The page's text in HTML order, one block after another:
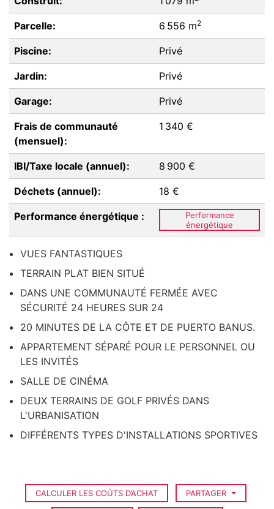
Parcelle: 6 556 m2
Piscine: Privé
Jardin: Privé
Garage: Privé
Frais de communauté
(mensuel):
1 340 €
IBI/Taxe locale (annuel): 8 900 €
Déchets (annuel): 18 €
Performance énergétique :
Performance
énergétique
VUES FANTASTIQUES
TERRAIN PLAT BIEN SITUÉ
DANS UNE COMMUNAUTÉ FERMÉE AVEC
SÉCURITÉ 24 HEURES SUR 24
20 MINUTES DE LA CÔTE ET DE PUERTO BANUS.
APPARTEMENT SÉPARÉ POUR LE PERSONNEL OU
LES INVITÉS
SALLE DE CINÉMA
DEUX TERRAINS DE GOLF PRIVÉS DANS
L'URBANISATION
DIFFÉRENTS TYPES D'INSTALLATIONS SPORTIVES
CALCULER LES COÛTS D’ACHAT PARTAGER